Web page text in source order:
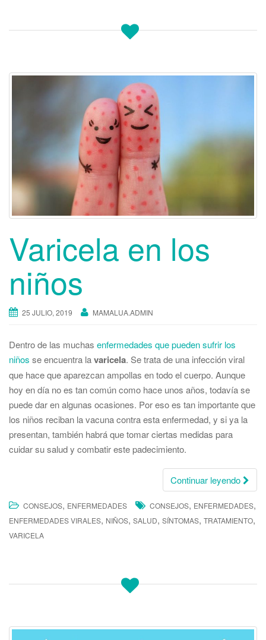
Varicela en los
niños
25 JULIO, 2019 MAMALUA.ADMIN
Dentro de las muchas enfermedades que pueden sufrir los
niños se encuentra lavaricela. Se trata de una infección viral
que hace que aparezcan ampollas en todo el cuerpo. Aunque
hoy en día no es tan común como hace unos años, todavía se
puede dar en algunas ocasiones. Por eso es tan importante que
los niños reciban la vacuna contra esta enfermedad, y si ya la
presentan, también habrá que tomar ciertas medidas para
cuidar su salud y combatir este padecimiento.
Continuar leyendo
CONSEJOS, ENFERMEDADES CONSEJOS, ENFERMEDADES,
ENFERMEDADES VIRALES, NIÑOS, SALUD, SÍNTOMAS, TRATAMIENTO,
VARICELA